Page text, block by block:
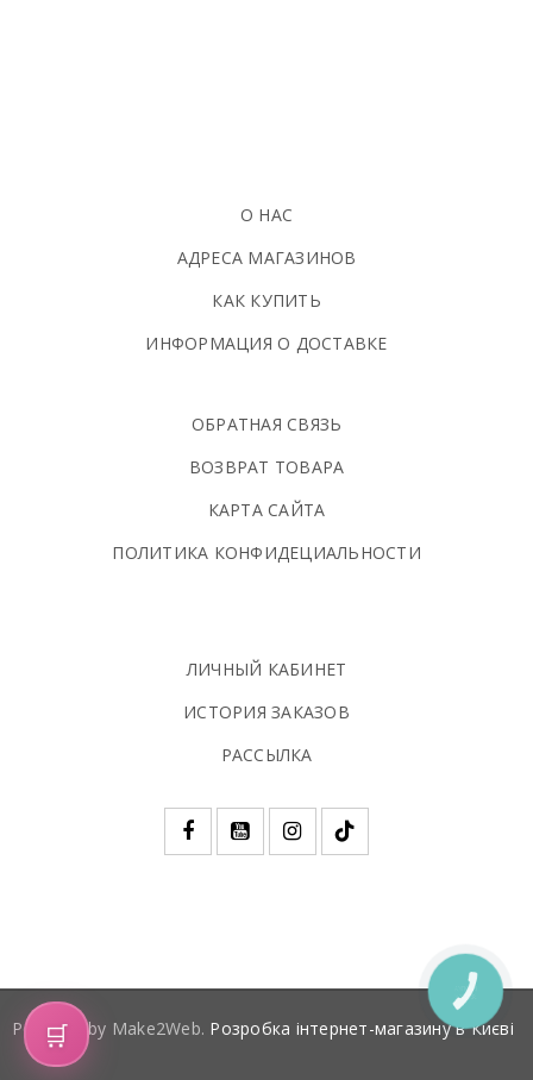
О НАС
АДРЕСА МАГАЗИНОВ
КАК КУПИТЬ
ИНФОРМАЦИЯ О ДОСТАВКЕ
ОБРАТНАЯ СВЯЗЬ
ВОЗВРАТ ТОВАРА
КАРТА САЙТА
ПОЛИТИКА КОНФИДЕЦИАЛЬНОСТИ
ЛИЧНЫЙ КАБИНЕТ
ИСТОРИЯ ЗАКАЗОВ
РАССЫЛКА
Powered by Make2Web. Розробка інтернет-магазину в Києві
🛒
КНОПКА
ЗВ'ЯЗКУ